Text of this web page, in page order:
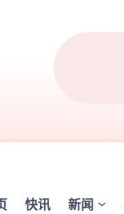
快讯 新闻